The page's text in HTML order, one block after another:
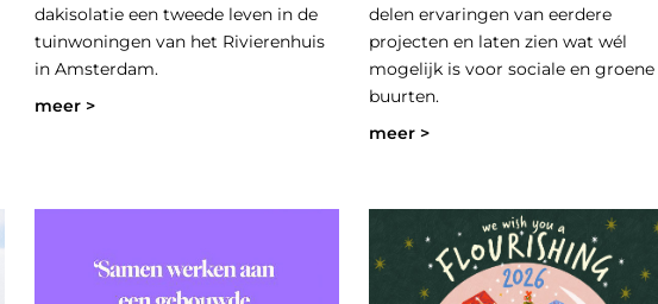
dakisolatie een tweede leven in de
tuinwoningen van het Rivierenhuis
in Amsterdam.
meer >
delen ervaringen van eerdere
projecten en laten zien wat wél
mogelijk is voor sociale en groene
buurten.
meer >